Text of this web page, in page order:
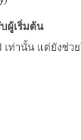
ผู้เริ่มต้น
ท่านั้น แต่ยังช่